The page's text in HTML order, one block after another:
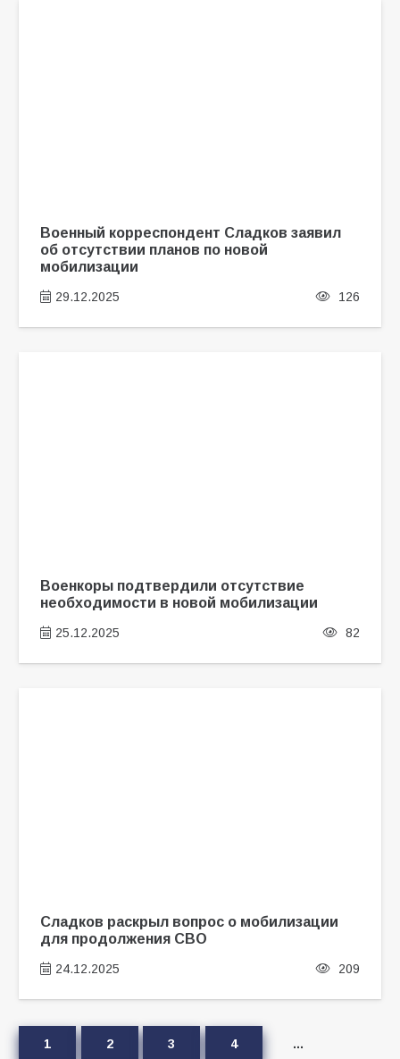
Военный корреспондент Сладков заявил
об отсутствии планов по новой
мобилизации
29.12.2025 126
Военкоры подтвердили отсутствие
необходимости в новой мобилизации
25.12.2025 82
Сладков раскрыл вопрос о мобилизации
для продолжения СВО
24.12.2025 209
1 2 3 4 …